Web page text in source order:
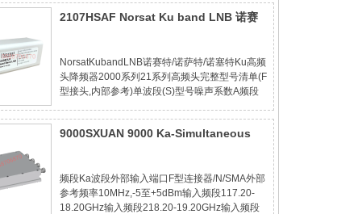
designalreceptionforsatellitecommunicationswo
rldwide.NorsatLNBsfeatur
2107HSAF Norsat Ku band LNB 诺赛
NorsatKubandLNB诺赛特/诺萨特/诺塞特Ku高频
头降频器2000系列21系列高频头完整型号清单(F
型接头,内部参考)单波段(S)型号噪声系数A频段
(10.95-11.70GHz)D频段(10.70-
11.80GHz)0.7dB2107HSAF2107HSBF2107HS
9000SXUAN 9000 Ka-Simultaneous
Norsat
频段Ka波段外部输入端口F型连接器/N/SMA外部
参考频率10MHz,-5至+5dBm输入频段117.20-
18.20GHz输入频段218.20-19.20GHz输入频段